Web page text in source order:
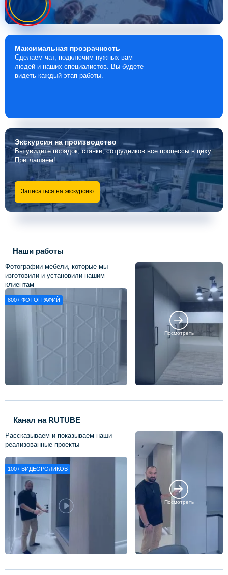
Максимальная прозрачность
Сделаем чат, подключим нужных вам
людей и наших специалистов. Вы будете
видеть каждый этап работы.
Экскурсияна производство
Вы увидите порядок, станки, сотрудников все процессы в цеху.
Приглашаем!
Записаться на экскурсию
Наши работы
Фотографии мебели, которые мы
изготовили и установили нашим
клиентам
800+ ФОТОГРАФИЙ
Посмотреть
Канал на RUTUBE
Рассказываем и показываем наши
реализованные проекты
100+ ВИДЕОРОЛИКОВ
Посмотреть